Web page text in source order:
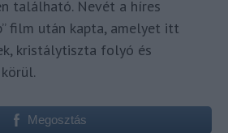
található. Nevét a híres
film után kapta, amelyet itt
kristálytiszta folyó és
Megosztás